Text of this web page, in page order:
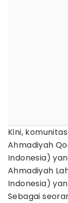
Kini,
Ahmadiyah
Indonesia)
Ahmadiyah
Indonesia)
Sebagai